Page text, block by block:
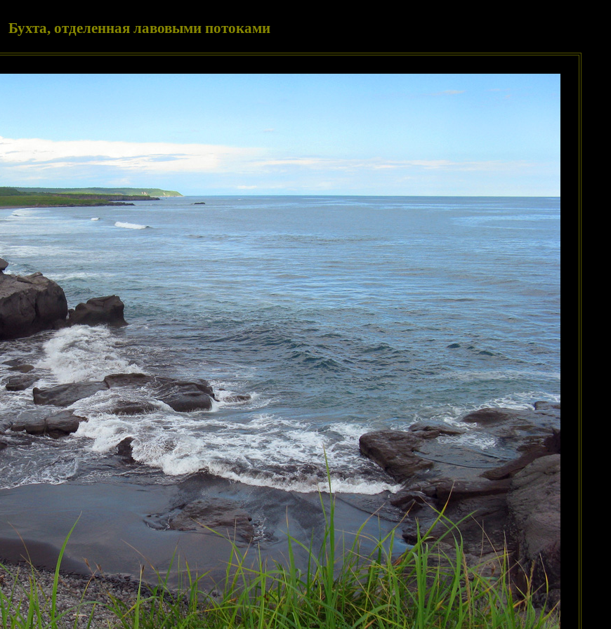
Бухта, отделенная лавовыми потоками